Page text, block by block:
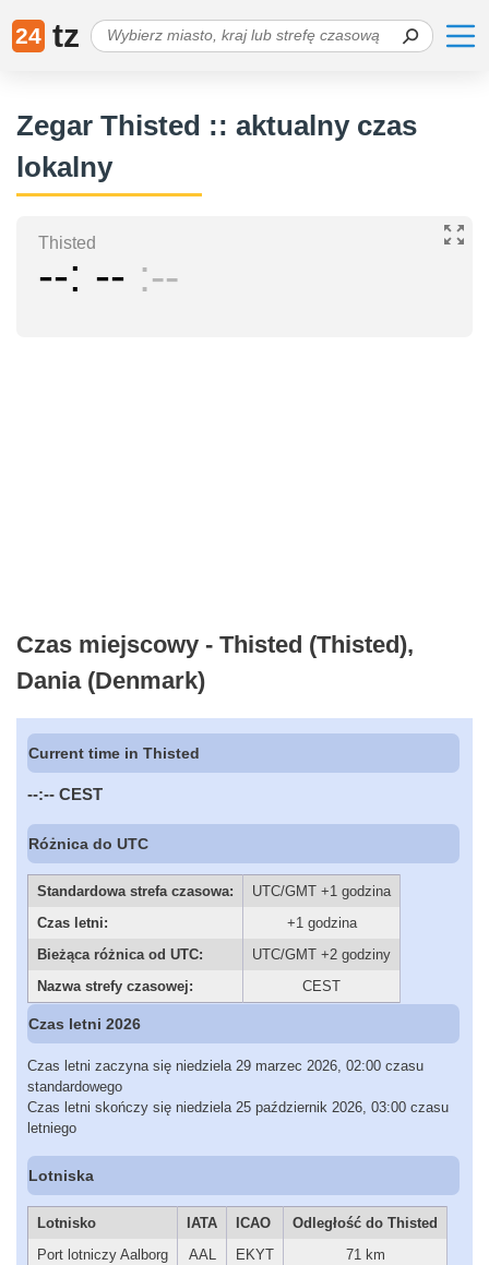
24 tz
Zegar Thisted :: aktualny czas
lokalny
Thisted
-- -- --
Czas miejscowy - Thisted (Thisted),
Dania (Denmark)
Current time in Thisted
--:-- CEST
Różnica do UTC
Standardowa strefa czasowa:
UTC/GMT +1 godzina
Czas letni:
+1 godzina
Bieżąca różnica od UTC:
UTC/GMT +2 godziny
Nazwa strefy czasowej:
CEST
Czas letni 2026
Czas letni zaczyna się niedziela 29 marzec 2026, 02:00 czasu
standardowego
Czas letni skończy się niedziela 25 październik 2026, 03:00 czasu
letniego
Lotniska
Lotnisko IATA ICAO
Odległość do Thisted
Port lotniczy Aalborg
AAL EKYT 71 km